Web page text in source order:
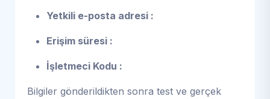
Yetkili e-posta adresi :
Erişim süresi :
İşletmeci Kodu :
Bilgiler gönderildikten sonra test ve gerçek